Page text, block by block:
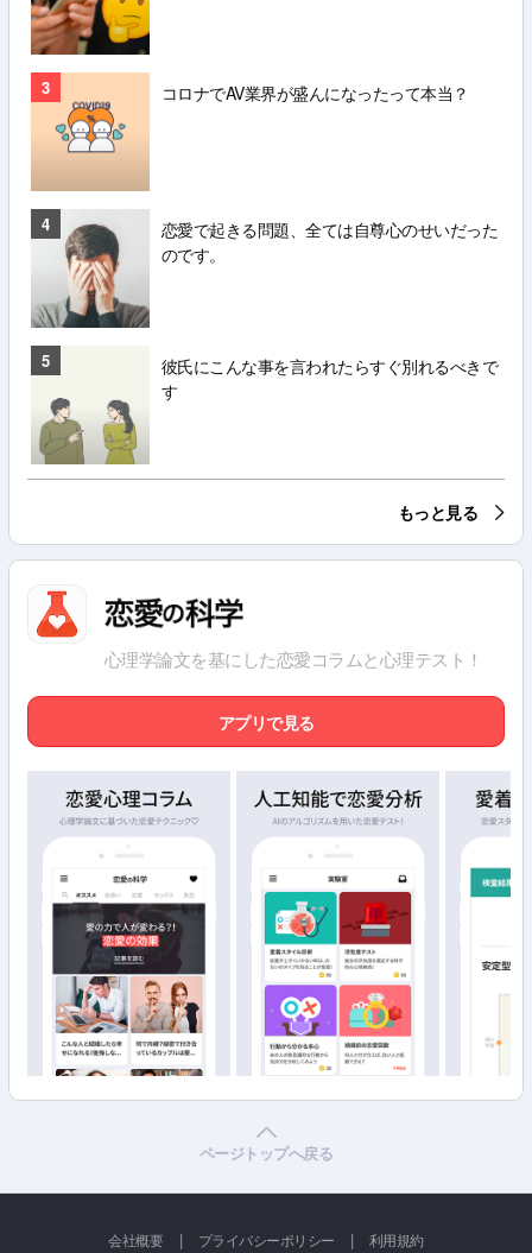
3 コロナでAV業界が盛んになったって本当？
4
恋愛で起きる問題、全ては自尊心のせいだった
のです。
5
彼氏にこんな事を言われたらすぐ別れるべきで
す
もっと見る
心理学論文を基にした恋愛コラムと心理テスト！
アプリで見る
ページトップへ戻る
会社概要 | プライバシーポリシー | 利用規約